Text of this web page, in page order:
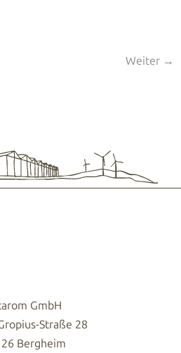
Weiter →
GmbH
Straße 28
Bergheim